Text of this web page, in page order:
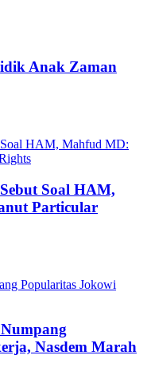
Anak Zaman
Soal HAM,
Particular
Nasdem Marah